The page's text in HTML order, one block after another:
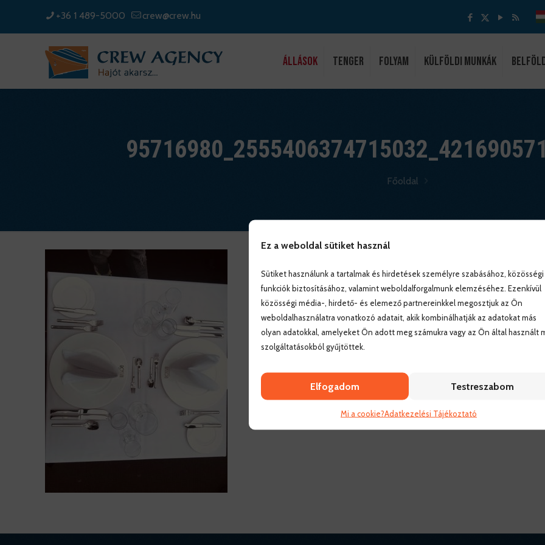
Ez a weboldal sütiket használ
Sütiket használunk a tartalmak és hirdetések személyre szabásához, közösségi
funkciók biztosításához, valamint weboldalforgalmunk elemzéséhez. Ezenkívül
közösségi média-, hirdető- és elemező partnereinkkel megosztjuk az Ön
weboldalhasználatra vonatkozó adatait, akik kombinálhatják az adatokat más
olyan adatokkal, amelyeket Ön adott meg számukra vagy az Ön által használt
szolgáltatásokból gyűjtöttek.
Elfogadom Testreszabom
Mi a cookie?Adatkezelési Tájékoztató
+36 1 489-5000 crew@crew.hu
ÁLLÁSOK Tenger Folyam Külföldi munkák
Főoldal